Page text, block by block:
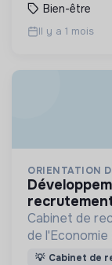
Bien-être
Il y a 1 mois
ORIENTATION
développement institutionnel et
Cabinet de
de
général
💡 Cabinet de